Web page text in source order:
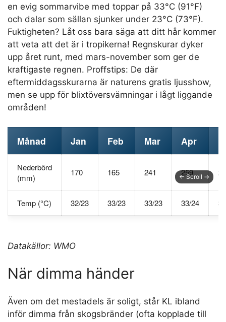
en evig sommarvibe med toppar på 33°C (91°F)
och dalar som sällan sjunker under 23°C (73°F).
Fuktigheten? Låt oss bara säga att ditt hår kommer
att veta att det är i tropikerna! Regnskurar dyker
upp året runt, med mars-november som ger de
kraftigaste regnen. Proffstips: De där
eftermiddagsskurarna är naturens gratis ljusshow,
men se upp för blixtöversvämningar i lågt liggande
områden!
Månad Jan Feb Mar Apr
Nederbörd
(mm)
170 165 241 259
Temp (°C) 32/23 33/23 33/23 33/24
Datakällor: WMO
När dimma händer
Även om det mestadels är soligt, står KL ibland
inför dimma från skogsbränder (ofta kopplade till